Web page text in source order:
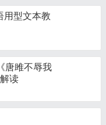
型文本教
唐雎不辱我
读